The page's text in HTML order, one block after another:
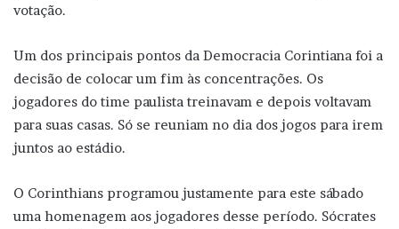
votação.
Um dos principais pontos da Democracia Corintiana foi a
decisão de colocar um fim às concentrações. Os
jogadores do time paulista treinavam e depois voltavam
para suas casas. Só se reuniam no dia dos jogos para irem
juntos ao estádio.
O Corinthians programou justamente para este sábado
uma homenagem aos jogadores desse período. Sócrates